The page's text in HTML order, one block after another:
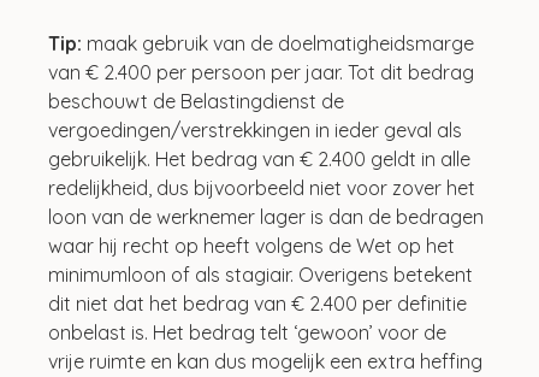
Tip: maak gebruik van de doelmatigheidsmarge
van € 2.400 per persoon per jaar. Tot dit bedrag
beschouwt de Belastingdienst de
vergoedingen/verstrekkingen in ieder geval als
gebruikelijk. Het bedrag van € 2.400 geldt in alle
redelijkheid, dus bijvoorbeeld niet voor zover het
loon van de werknemer lager is dan de bedragen
waar hij recht op heeft volgens de Wet op het
minimumloon of als stagiair. Overigens betekent
dit niet dat het bedrag van € 2.400 per definitie
onbelast is. Het bedrag telt ‘gewoon’ voor de
vrije ruimte en kan dus mogelijk een extra heffing